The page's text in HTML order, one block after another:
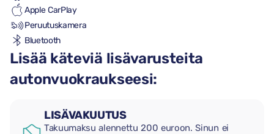
Apple CarPlay
Peruutuskamera
Bluetooth
Lisää käteviä lisävarusteita
autonvuokraukseesi:
LISÄVAKUUTUS
Takuumaksu alennettu 200 euroon. Sinun ei